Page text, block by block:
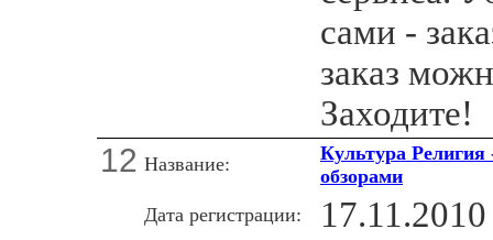
сами -
заказ
Заходите!
12 Название:
Культура Религия
обзорами
Дата регистрации:
17.11.2010